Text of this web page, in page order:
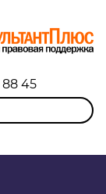
45